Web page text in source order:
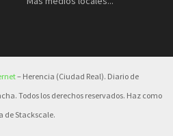
– Herencia (Ciudad Real). Diario de
Todos los derechos reservados. Haz como
de Stackscale.